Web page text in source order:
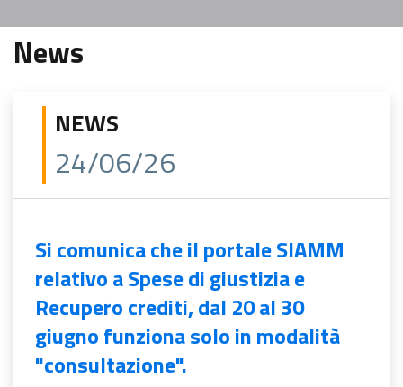
News
NEWS
24/06/26
Si comunica che il portale SIAMM
relativo a Spese di giustizia e
Recupero crediti, dal 20 al 30
giugno funziona solo in modalità
"consultazione".